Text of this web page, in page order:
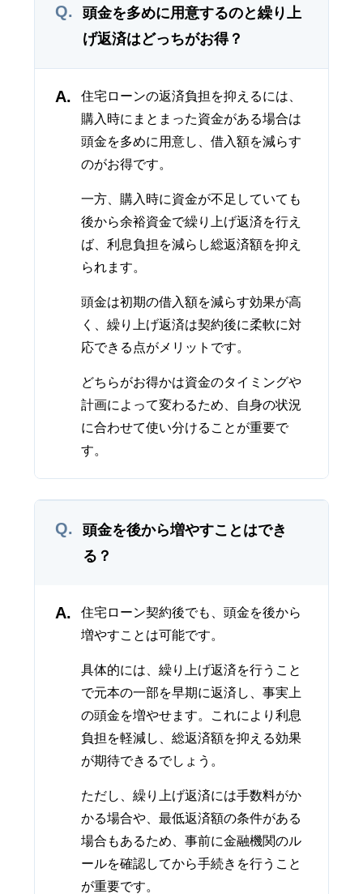
Q.
頭金を多めに用意するのと繰り上
げ返済はどっちがお得？
A.
住宅ローンの返済負担を抑えるには、
購入時にまとまった資金がある場合は
頭金を多めに用意し、借入額を減らす
のがお得です。
一方、購入時に資金が不足していても
後から余裕資金で繰り上げ返済を行え
ば、利息負担を減らし総返済額を抑え
られます。
頭金は初期の借入額を減らす効果が高
く、繰り上げ返済は契約後に柔軟に対
応できる点がメリットです。
どちらがお得かは資金のタイミングや
計画によって変わるため、自身の状況
に合わせて使い分けることが重要で
す。
Q.
頭金を後から増やすことはでき
る？
A.
住宅ローン契約後でも、頭金を後から
増やすことは可能です。
具体的には、繰り上げ返済を行うこと
で元本の一部を早期に返済し、事実上
の頭金を増やせます。これにより利息
負担を軽減し、総返済額を抑える効果
が期待できるでしょう。
ただし、繰り上げ返済には手数料がか
かる場合や、最低返済額の条件がある
場合もあるため、事前に金融機関のル
ールを確認してから手続きを行うこと
が重要です。